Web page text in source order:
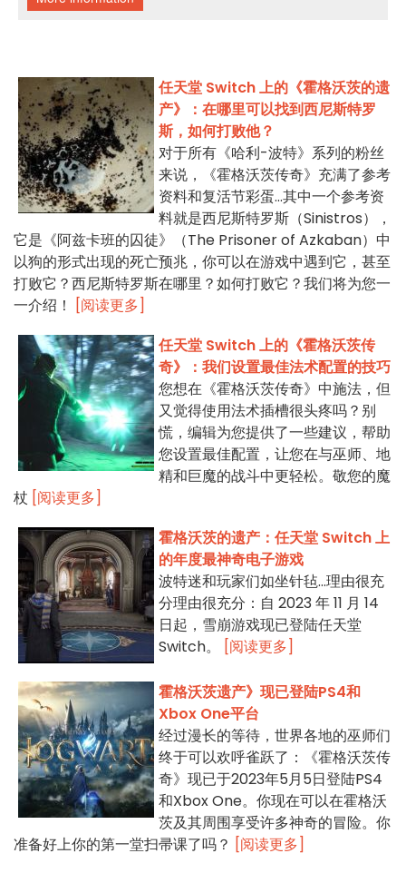
任天堂 Switch 上的《霍格沃茨的遗
产》：在哪里可以找到西尼斯特罗
斯，如何打败他？
对于所有《哈利-波特》系列的粉丝
来说，《霍格沃茨传奇》充满了参考
资料和复活节彩蛋...其中一个参考资
料就是西尼斯特罗斯（Sinistros），
它是《阿兹卡班的囚徒》（The Prisoner of Azkaban）中
以狗的形式出现的死亡预兆，你可以在游戏中遇到它，甚至
打败它？西尼斯特罗斯在哪里？如何打败它？我们将为您一
一介绍！
[阅读更多]
任天堂 Switch 上的《霍格沃茨传
奇》：我们设置最佳法术配置的技巧
您想在《霍格沃茨传奇》中施法，但
又觉得使用法术插槽很头疼吗？别
慌，编辑为您提供了一些建议，帮助
您设置最佳配置，让您在与巫师、地
精和巨魔的战斗中更轻松。敬您的魔
杖 [阅读更多]
霍格沃茨的遗产：任天堂 Switch 上
的年度最神奇电子游戏
波特迷和玩家们如坐针毡...理由很充
分理由很充分：自 2023 年 11 月 14
日起，雪崩游戏现已登陆任天堂
Switch。
[阅读更多]
霍格沃茨遗产》现已登陆PS4和
Xbox One平台
经过漫长的等待，世界各地的巫师们
终于可以欢呼雀跃了：《霍格沃茨传
奇》现已于2023年5月5日登陆PS4
和Xbox One。你现在可以在霍格沃
茨及其周围享受许多神奇的冒险。你
准备好上你的第一堂扫帚课了吗？ [阅读更多]